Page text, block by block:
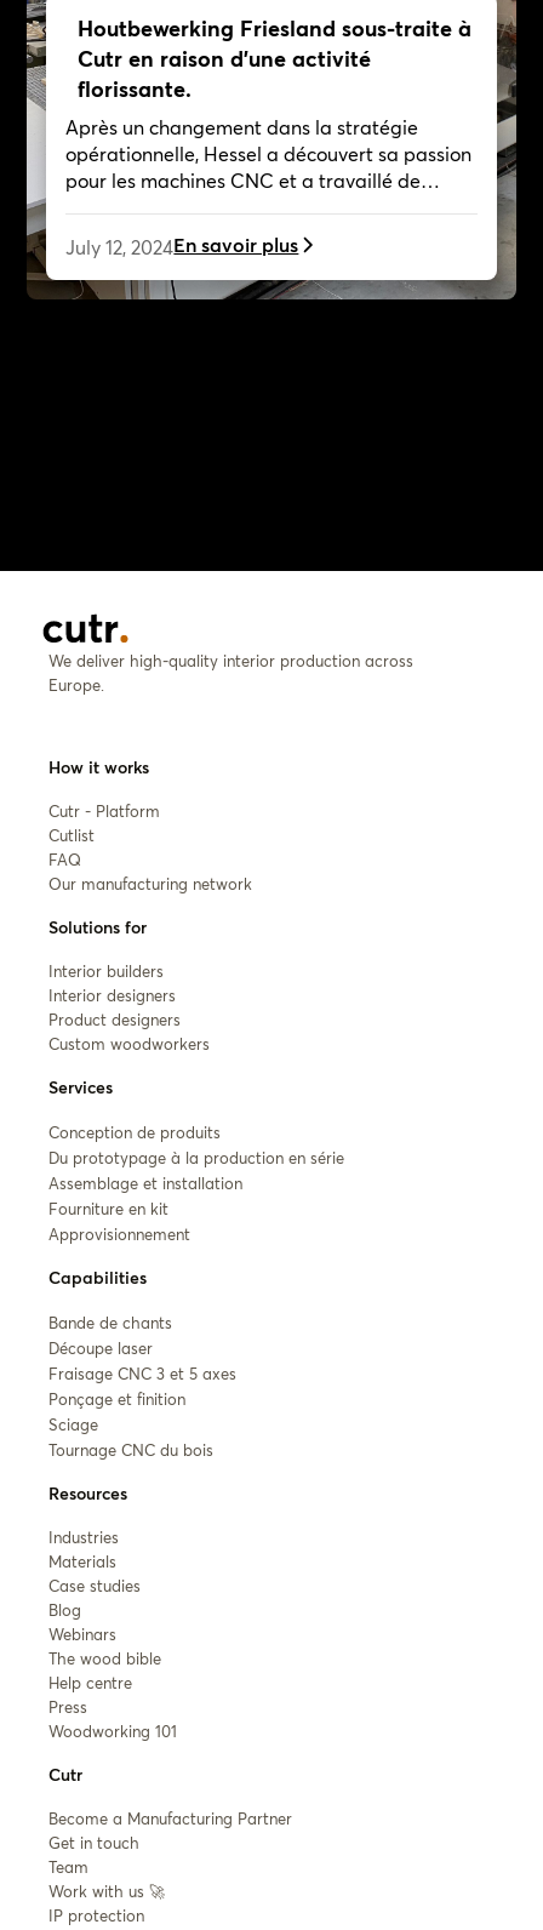
Houtbewerking Friesland sous-traite à
Cutr en raison d'une activité
florissante.
Après un changement dans la stratégie
opérationnelle, Hessel a découvert sa passion
pour les machines CNC et a travaillé de
créatifs, collaborant désormais avec Cutr en
tant que client.
July 12, 2024En savoir plus
We deliver high-quality interior production across
Europe.
How it works
Cutr - Platform
Cutlist
FAQ
Our manufacturing network
Solutions for
Interior builders
Interior designers
Product designers
Custom woodworkers
Services
Conception de produits
Du prototypage à la production en série
Assemblage et installation
Fourniture en kit
Approvisionnement
Capabilities
Bande de chants
Découpe laser
Fraisage CNC 3 et 5 axes
Ponçage et finition
Sciage
Tournage CNC du bois
Resources
Industries
Materials
Case studies
Blog
Webinars
The wood bible
Help centre
Press
Woodworking 101
Cutr
Become a Manufacturing Partner
Get in touch
Team
Work with us 🚀
IP protection